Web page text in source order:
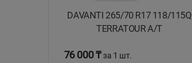
DAVANTI 265/70 R17 118/115Q
TERRATOUR A/T
76 000 ₸за 1 шт.